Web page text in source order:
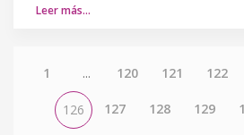
Leer más…
1 ... 120 121 122
126 127 128 129